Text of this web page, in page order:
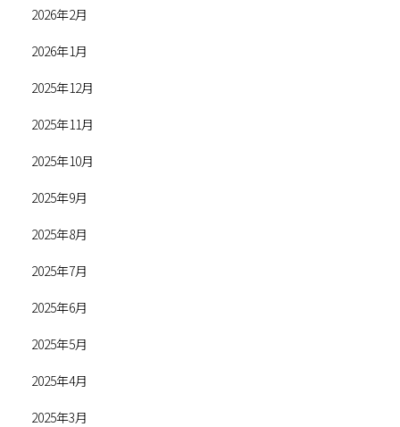
2026年2月
2026年1月
2025年12月
2025年11月
2025年10月
2025年9月
2025年8月
2025年7月
2025年6月
2025年5月
2025年4月
2025年3月